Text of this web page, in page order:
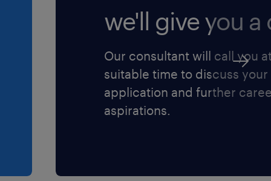
we'll give you a
Our consultant will call you
suitable time to discuss your
application and further
aspirations.